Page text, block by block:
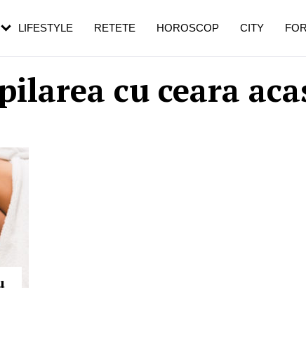
cu ceara
LIFESTYLE RETETE HOROSCOP CITY
pe măsură ce înaintezi în vârstă